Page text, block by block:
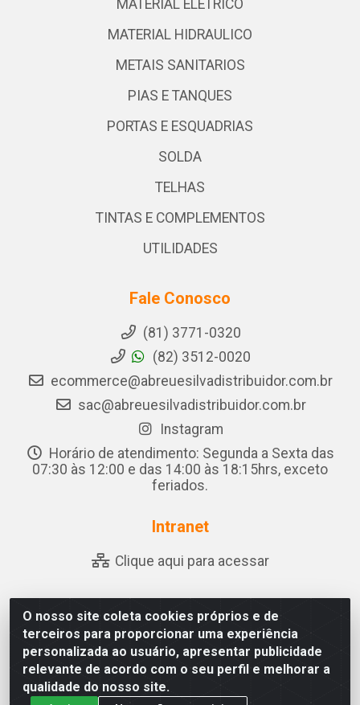
O nosso site coleta cookies próprios e de
terceiros para proporcionar uma experiência
personalizada ao usuário, apresentar publicidade
relevante de acordo com o seu perfil e melhorar a
qualidade do nosso site.
MATERIAL ELETRICO
MATERIAL HIDRAULICO
METAIS SANITARIOS
PIAS E TANQUES
PORTAS E ESQUADRIAS
SOLDA
TELHAS
TINTAS E COMPLEMENTOS
UTILIDADES
Fale Conosco
(81) 3771-0320
(82) 3512-0020
ecommerce@abreuesilvadistribuidor.com.br
sac@abreuesilvadistribuidor.com.br
Instagram
Horário de atendimento: Segunda a Sexta das
07:30 às 12:00 e das 14:00 às 18:15hrs, exceto
feriados.
Intranet
Clique aqui para acessar
Abreu & Silva - Rua Padre Jose de Souza Leite, 265 - Ariado,
Olho D'Água das Flores/AL - CEP 57.442-000 - CNPJ
04.790.656/0001-06